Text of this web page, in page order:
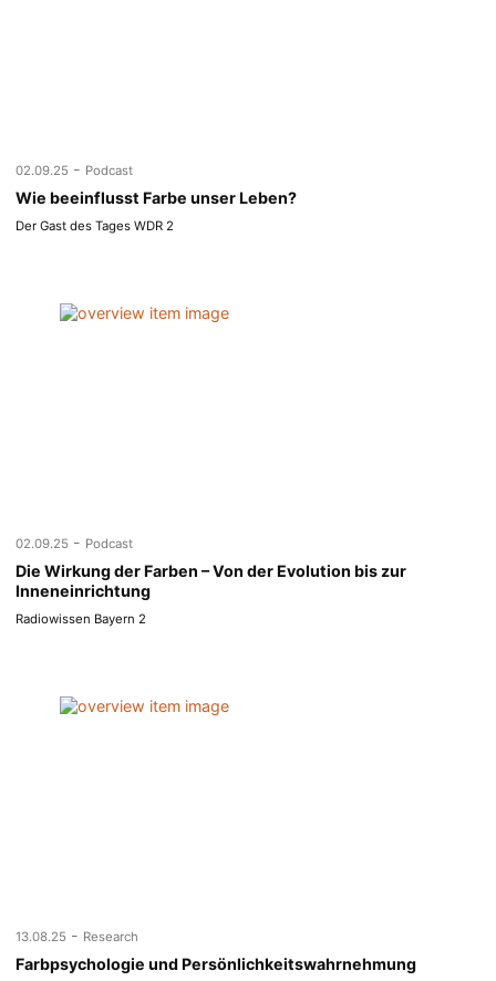
02.09.25 - Podcast
Wie beeinflusst Farbe unser Leben?
Der Gast des Tages WDR 2
02.09.25 - Podcast
Die Wirkung der Farben – Von der Evolution bis zur
Inneneinrichtung
Radiowissen Bayern 2
13.08.25 - Research
Farbpsychologie und Persönlichkeitswahrnehmung